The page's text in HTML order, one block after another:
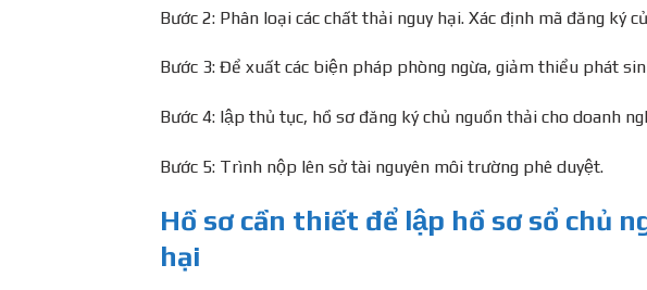
Bước 2: Phân loại các chất thải nguy hại. Xác định mã đăng ký
Bước 3: Để xuất các biện pháp phòng ngừa, giảm thiểu phát
Bước 4: lập thủ tục, hồ sơ đăng ký chủ nguồn thải cho doanh
Bước 5: Trình nộp lên sở tài nguyên môi trường phê duyệt.
Hồ sơ cần thiết để lập hồ sơ sổ chủ
hại